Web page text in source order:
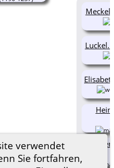
verwendet
Sie fortfahren,